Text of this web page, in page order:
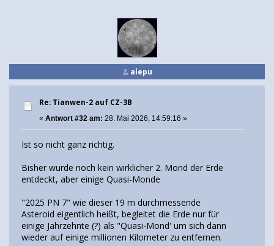
alepu
Re: Tianwen-2 auf CZ-3B
« Antwort #32 am: 28. Mai 2026, 14:59:16 »
Ist so nicht ganz richtig.
Bisher wurde noch kein wirklicher 2. Mond der Erde
entdeckt, aber einige Quasi-Monde
"2025 PN 7" wie dieser 19 m durchmessende
Asteroid eigentlich heißt, begleitet die Erde nur für
einige Jahrzehnte (?) als "Quasi-Mond' um sich dann
wieder auf einige millionen Kilometer zu entfernen.